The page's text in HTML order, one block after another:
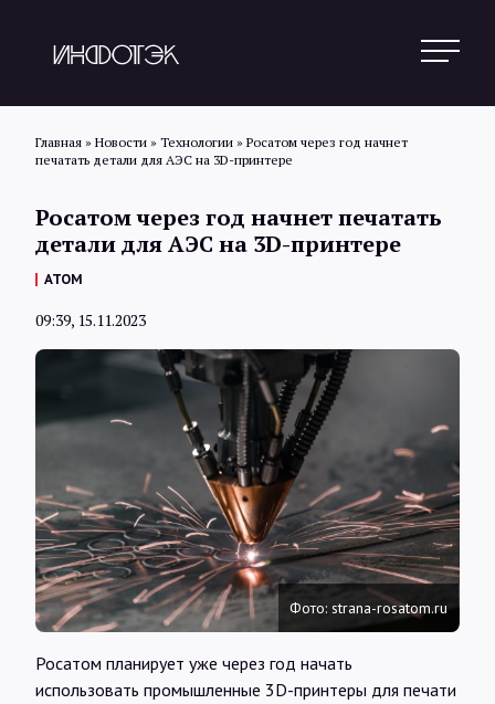
Статьи
Обзоры
Интервью
Карты
О нас
Главная » Новости » Технологии » Росатом через год начнет
печатать детали для АЭС на 3D-принтере
Росатом через год начнет печатать
детали для АЭС на 3D-принтере
АТОМ
09:39, 15.11.2023
Фото: strana-rosatom.ru
Росатом планирует уже через год начать
использовать промышленные 3D-принтеры для печати